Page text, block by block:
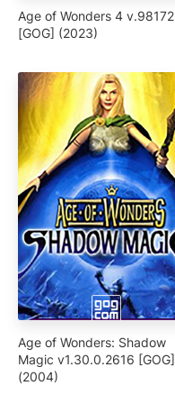
Age of Wonders 4 v.98172
[GOG] (2023)
Age of Wonders: Shadow
Magic v1.30.0.2616 [GOG]
(2004)